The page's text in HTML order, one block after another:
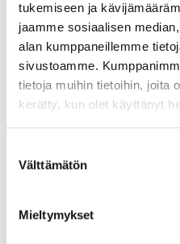
tukemiseen ja
jaamme sosiaalisen
alan kumppaneillemme
sivustoamme.
tietoja muihin tietoihin, joita
kerätty, kun olet käyttänyt
valinta
Välttämätön
Mieltymykset
”Miltä tuntuu purjehtia?
vastausta työstämällä ja
tuulen, veneen ja
henkilökohtaisia kuvia
omiin kokemuksiin
purjehdustapahtumista
edusta on todella hieno
luodot.